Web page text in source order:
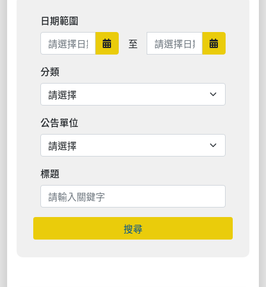
日期範圍
日期範圍開始
至 日期範圍結束 日期範圍
分類
公告單位
標題
搜尋